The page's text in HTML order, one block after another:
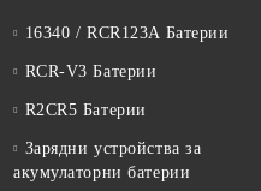
16340 / RCR123A Батерии
RCR-V3 Батерии
R2CR5 Батерии
Зарядни устройства за
акумулаторни батерии